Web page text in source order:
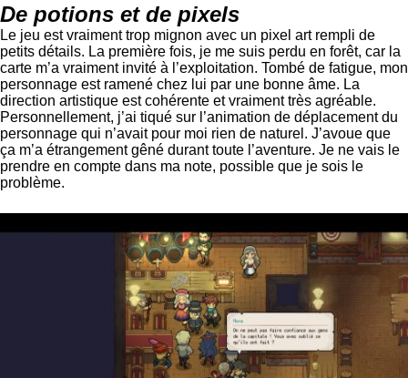
De potions et de pixels
Le jeu est vraiment trop mignon avec un pixel art rempli de
petits détails. La première fois, je me suis perdu en forêt, car la
carte m’a vraiment invité à l’exploitation. Tombé de fatigue, mon
personnage est ramené chez lui par une bonne âme. La
direction artistique est cohérente et vraiment très agréable.
Personnellement, j’ai tiqué sur l’animation de déplacement du
personnage qui n’avait pour moi rien de naturel. J’avoue que
ça m’a étrangement gêné durant toute l’aventure. Je ne vais le
prendre en compte dans ma note, possible que je sois le
problème.